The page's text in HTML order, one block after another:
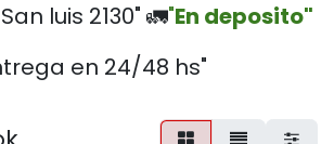
San luis 2130" 🚛"En deposito"
en 24/48 hs"